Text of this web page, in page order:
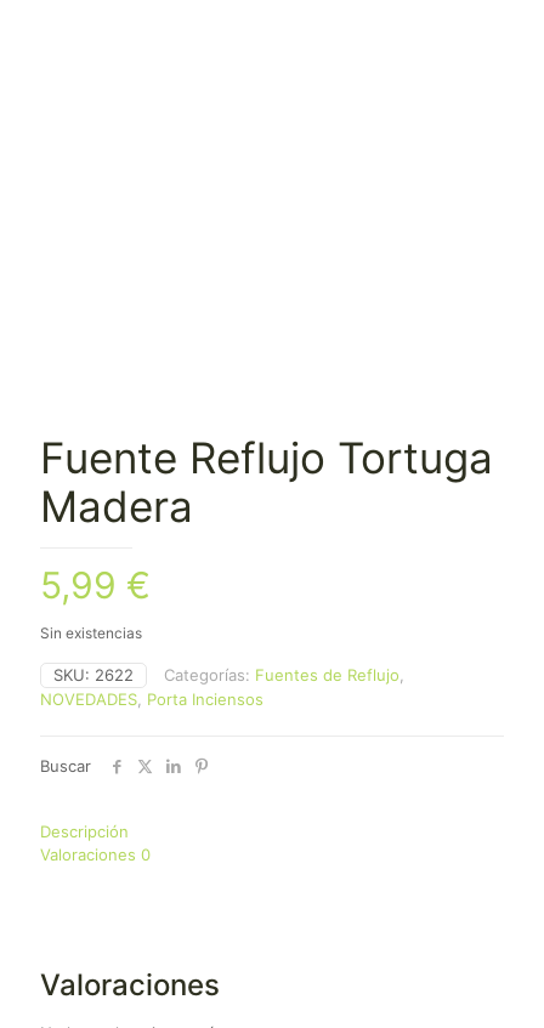
Fuente Reflujo Tortuga
Madera
5,99 €
Sin existencias
SKU: 2622 Categorías: Fuentes de Reflujo,
NOVEDADES, Porta Inciensos
Buscar
Descripción
Valoraciones 0
Valoraciones